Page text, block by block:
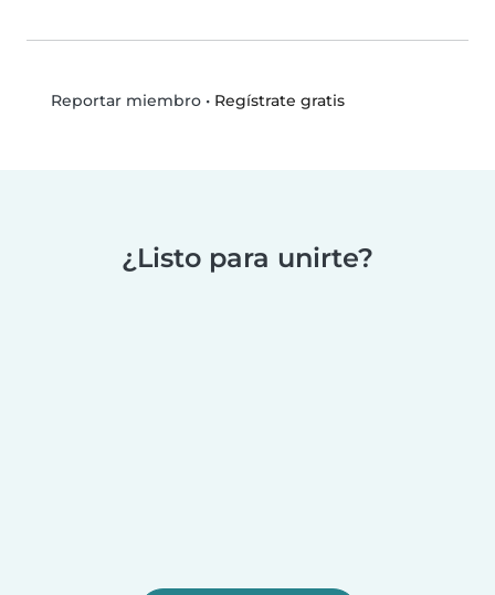
Reportar miembro• Regístrate gratis
¿Listo para unirte?